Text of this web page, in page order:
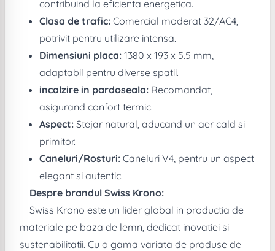
contribuind la eficienta energetica.
Clasa de trafic: Comercial moderat 32/AC4,
potrivit pentru utilizare intensa.
Dimensiuni placa: 1380 x 193 x 5.5 mm,
adaptabil pentru diverse spatii.
incalzire in pardoseala: Recomandat,
asigurand confort termic.
Aspect: Stejar natural, aducand un aer cald si
primitor.
Caneluri/Rosturi: Caneluri V4, pentru un aspect
elegant si autentic.
Despre brandul Swiss Krono:
Swiss Krono este un lider global in productia de
materiale pe baza de lemn, dedicat inovatiei si
sustenabilitatii. Cu o gama variata de produse de